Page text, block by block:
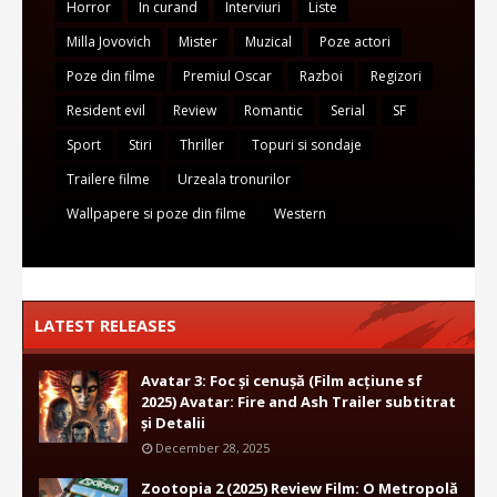
Horror In curand Interviuri
Liste
Milla Jovovich
Mister Muzical
Poze actori
Poze din filme
Premiul Oscar Razboi
Regizori
Resident evil
Review Romantic Serial
SF
Sport
Stiri Thriller
Topuri si sondaje
Trailere filme
Urzeala tronurilor
Wallpapere si poze din filme
Western
LATEST RELEASES
Avatar 3: Foc și cenușă (Film acțiune sf
2025) Avatar: Fire and Ash Trailer subtitrat
și Detalii
December 28, 2025
Zootopia 2 (2025) Review Film: O Metropolă